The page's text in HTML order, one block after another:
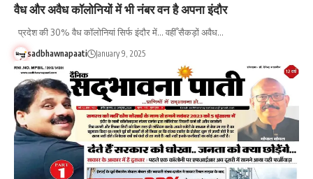
वैध और अवैध कॉलोनियों में भी नंबर वन है अपना इंदौर
प्रदेश की 30% वैध कॉलोनियां सिर्फ इंदौर में... वहीँ सैकड़ों अवैध…
sadbhawnapaati January 9, 2025